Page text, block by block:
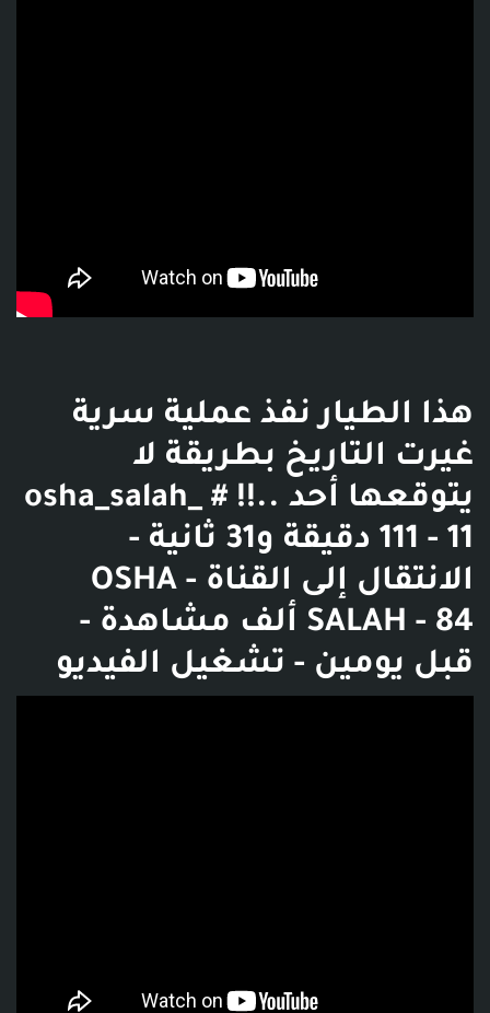
هذا الطيار نفذ عملية سرية
غيرت التاريخ بطريقة لا
يتوقعها أحد ..!! # osha_salah_
111 - 11 دقيقة و31 ثانية -
الانتقال إلى القناة - OSHA
SALAH - 84 ألف مشاهدة -
قبل يومين - تشغيل الفيديو